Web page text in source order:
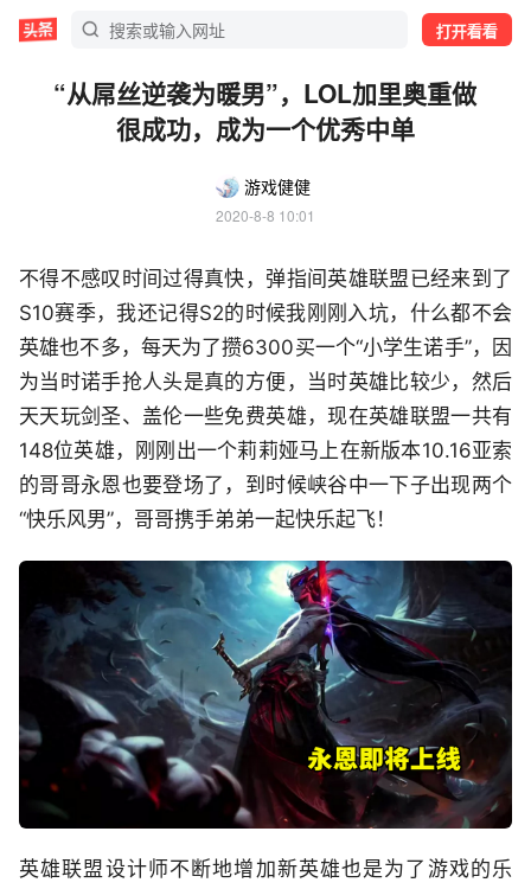
打开看看
“从屌丝逆袭为暖男”，LOL加里奥重做
很成功，成为一个优秀中单
游戏健健
2020-8-8 10:01
不得不感叹时间过得真快，弹指间英雄联盟已经来到了
S10赛季，我还记得S2的时候我刚刚入坑，什么都不会
英雄也不多，每天为了攒6300买一个“小学生诺手”，因
为当时诺手抢人头是真的方便，当时英雄比较少，然后
天天玩剑圣、盖伦一些免费英雄，现在英雄联盟一共有
148位英雄，刚刚出一个莉莉娅马上在新版本10.16亚索
的哥哥永恩也要登场了，到时候峡谷中一下子出现两个
“快乐风男”，哥哥携手弟弟一起快乐起飞！
英雄联盟设计师不断地增加新英雄也是为了游戏的乐